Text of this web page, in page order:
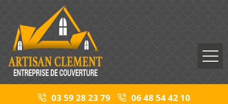
03 59 28 23 79 06 48 54 42 10